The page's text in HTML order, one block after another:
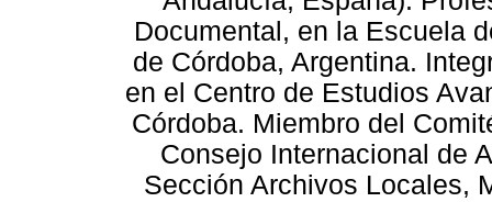
Documental, en la Escuela
de Córdoba, Argentina.
en el Centro de Estudios
Córdoba. Miembro del
Consejo Internacional de
Sección Archivos Locales,